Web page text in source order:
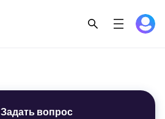
Задать вопрос